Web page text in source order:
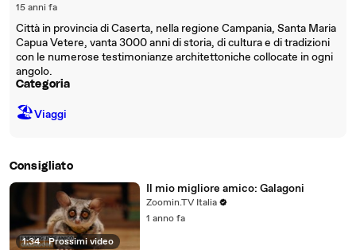
15 anni fa
Città in provincia di Caserta, nella regione Campania, Santa Maria
Capua Vetere, vanta 3000 anni di storia, di cultura e di tradizioni
con le numerose testimonianze architettoniche collocate in ogni
angolo.
Categoria
🏖Viaggi
Consigliato
1:34 | Prossimi video
Il mio migliore amico: Galagoni
Zoomin.TV Italia
1 anno fa